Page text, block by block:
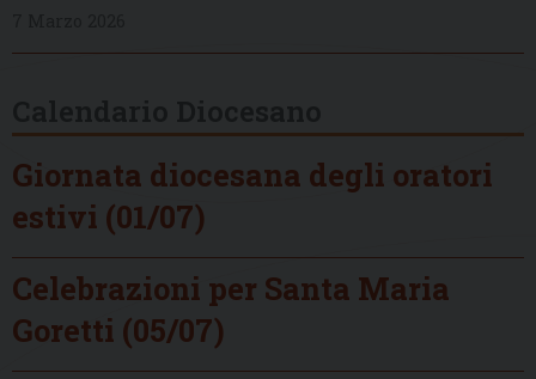
Giornata diocesana degli oratori
estivi (01/07)
Celebrazioni per Santa Maria
Goretti (05/07)